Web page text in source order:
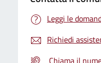
Leggi le
Richiedi
Chiama il